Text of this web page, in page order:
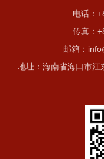
电话：
传真：
邮箱：
地址：海南省海口市江